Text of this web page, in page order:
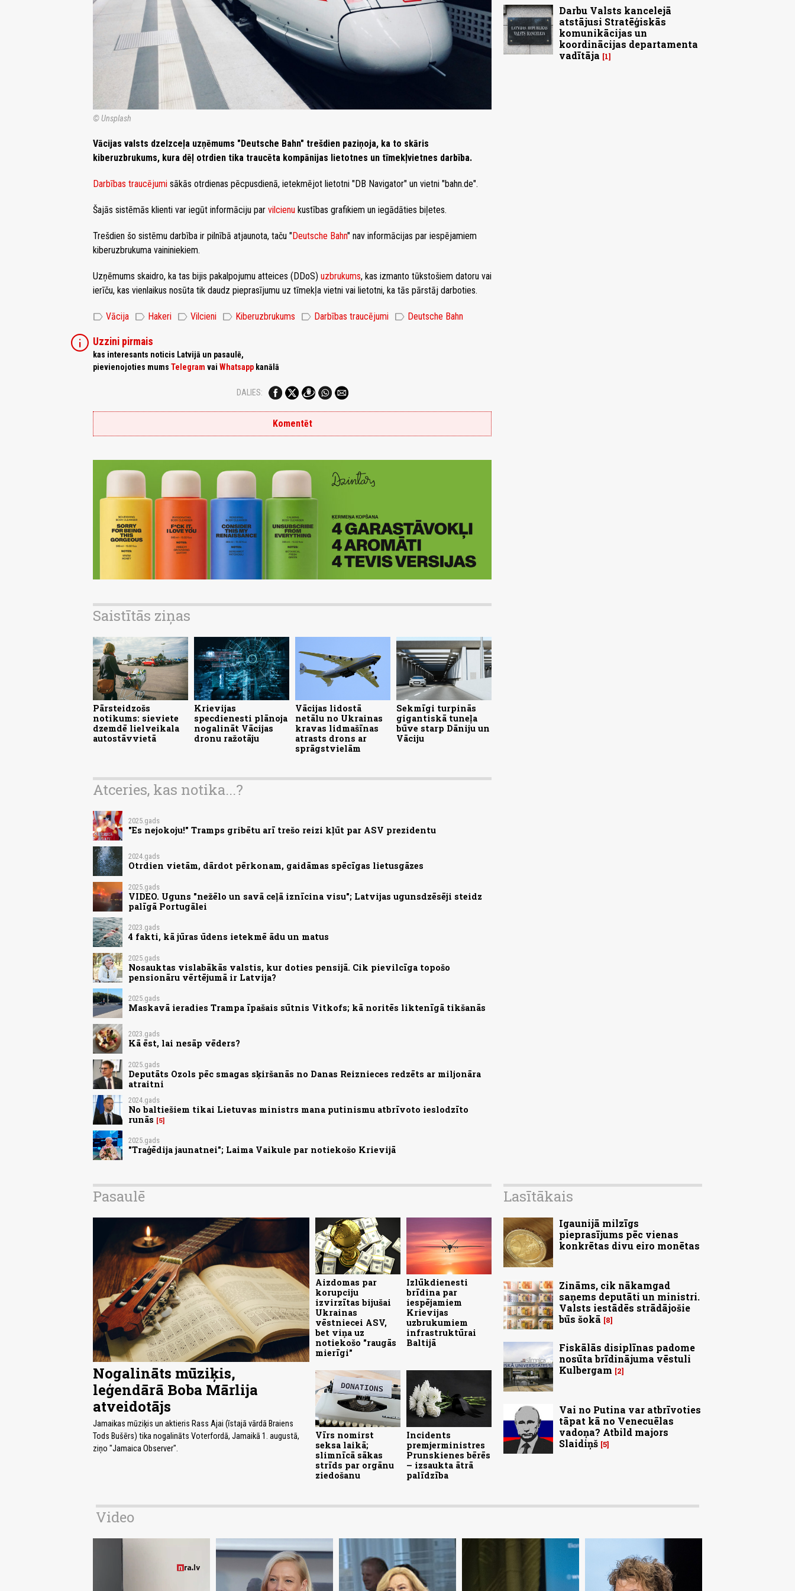
© Unsplash
Vācijas valsts dzelzceļa uzņēmums "Deutsche Bahn" trešdien paziņoja, ka to skāris
kiberuzbrukums, kura dēļ otrdien tika traucēta kompānijas lietotnes un tīmekļvietnes darbība.
Darbības traucējumi sākās otrdienas pēcpusdienā, ietekmējot lietotni "DB Navigator" un vietni "bahn.de".
Šajās sistēmās klienti var iegūt informāciju par vilcienu kustības grafikiem un iegādāties biļetes.
Trešdien šo sistēmu darbība ir pilnībā atjaunota, taču "Deutsche Bahn" nav informācijas par iespējamiem
kiberuzbrukuma vaininiekiem.
Uzņēmums skaidro, ka tas bijis pakalpojumu atteices (DDoS) uzbrukums, kas izmanto tūkstošiem datoru vai
ierīču, kas vienlaikus nosūta tik daudz pieprasījumu uz tīmekļa vietni vai lietotni, ka tās pārstāj darboties.
label Vācija label Hakeri label Vilcieni label Kiberuzbrukums label Darbības traucējumi label Deutsche Bahn
info Uzzini pirmais
kas interesants noticis Latvijā un pasaulē,
pievienojoties mums Telegram vai Whatsapp kanālā
DALIES:
Komentēt
Saistītās ziņas
Pārsteidzošs
notikums: sieviete
dzemdē lielveikala
autostāvvietā
Krievijas
specdienesti plānoja
nogalināt Vācijas
dronu ražotāju
Vācijas lidostā
netālu no Ukrainas
kravas lidmašīnas
atrasts drons ar
sprāgstvielām
Sekmīgi turpinās
gigantiskā tuneļa
būve starp Dāniju un
Vāciju
Atceries, kas notika...?
2025.gads
"Es nejokoju!" Tramps gribētu arī trešo reizi kļūt par ASV prezidentu
2024.gads
Otrdien vietām, dārdot pērkonam, gaidāmas spēcīgas lietusgāzes
2025.gads
VIDEO. Uguns "nežēlo un savā ceļā iznīcina visu"; Latvijas ugunsdzēsēji steidz
palīgā Portugālei
2023.gads
4 fakti, kā jūras ūdens ietekmē ādu un matus
2025.gads
Nosauktas vislabākās valstis, kur doties pensijā. Cik pievilcīga topošo
pensionāru vērtējumā ir Latvija?
2025.gads
Maskavā ieradies Trampa īpašais sūtnis Vitkofs; kā noritēs liktenīgā tikšanās
2023.gads
Kā ēst, lai nesāp vēders?
2025.gads
Deputāts Ozols pēc smagas sķiršanās no Danas Reiznieces redzēts ar miljonāra
atraitni
2024.gads
No baltiešiem tikai Lietuvas ministrs mana putinismu atbrīvoto ieslodzīto
runās
5
2025.gads
"Traģēdija jaunatnei"; Laima Vaikule par notiekošo Krievijā
Darbu Valsts kancelejā
atstājusi Stratēģiskās
komunikācijas un
koordinācijas departamenta
vadītāja
1
Pasaulē
Nogalināts mūziķis,
leģendārā Boba Mārlija
atveidotājs
Jamaikas mūziķis un aktieris Rass Ajai (īstajā vārdā Braiens
Tods Bušērs) tika nogalināts Voterfordā, Jamaikā 1. augustā,
ziņo "Jamaica Observer".
Aizdomas par
korupciju
izvirzītas bijušai
Ukrainas
vēstniecei ASV,
bet viņa uz
notiekošo "raugās
mierīgi"
Izlūkdienesti
brīdina par
iespējamiem
Krievijas
uzbrukumiem
infrastruktūrai
Baltijā
Vīrs nomirst
seksa laikā;
slimnīcā sākas
strīds par orgānu
ziedošanu
Incidents
premjerministres
Prunskienes bērēs
– izsaukta ātrā
palīdzība
Lasītākais
Igaunijā milzīgs
pieprasījums pēc vienas
konkrētas divu eiro monētas
Zināms, cik nākamgad
saņems deputāti un ministri.
Valsts iestādēs strādājošie
būs šokā
8
Fiskālās disiplīnas padome
nosūta brīdinājuma vēstuli
Kulbergam
2
Vai no Putina var atbrīvoties
tāpat kā no Venecuēlas
vadoņa? Atbild majors
Slaidiņš 5
Video